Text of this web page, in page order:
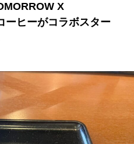
X
ーヒーがコラボスター